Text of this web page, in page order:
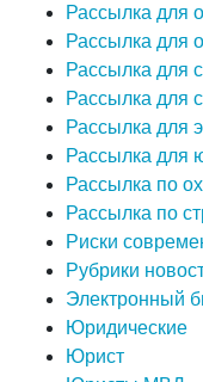
Рассылка для
Рассылка для
Рассылка для
Рассылка для
Рассылка для
Рассылка для
Рассылка по
Рассылка по
Риски
Рубрики
Электронный
Юридические
Юрист